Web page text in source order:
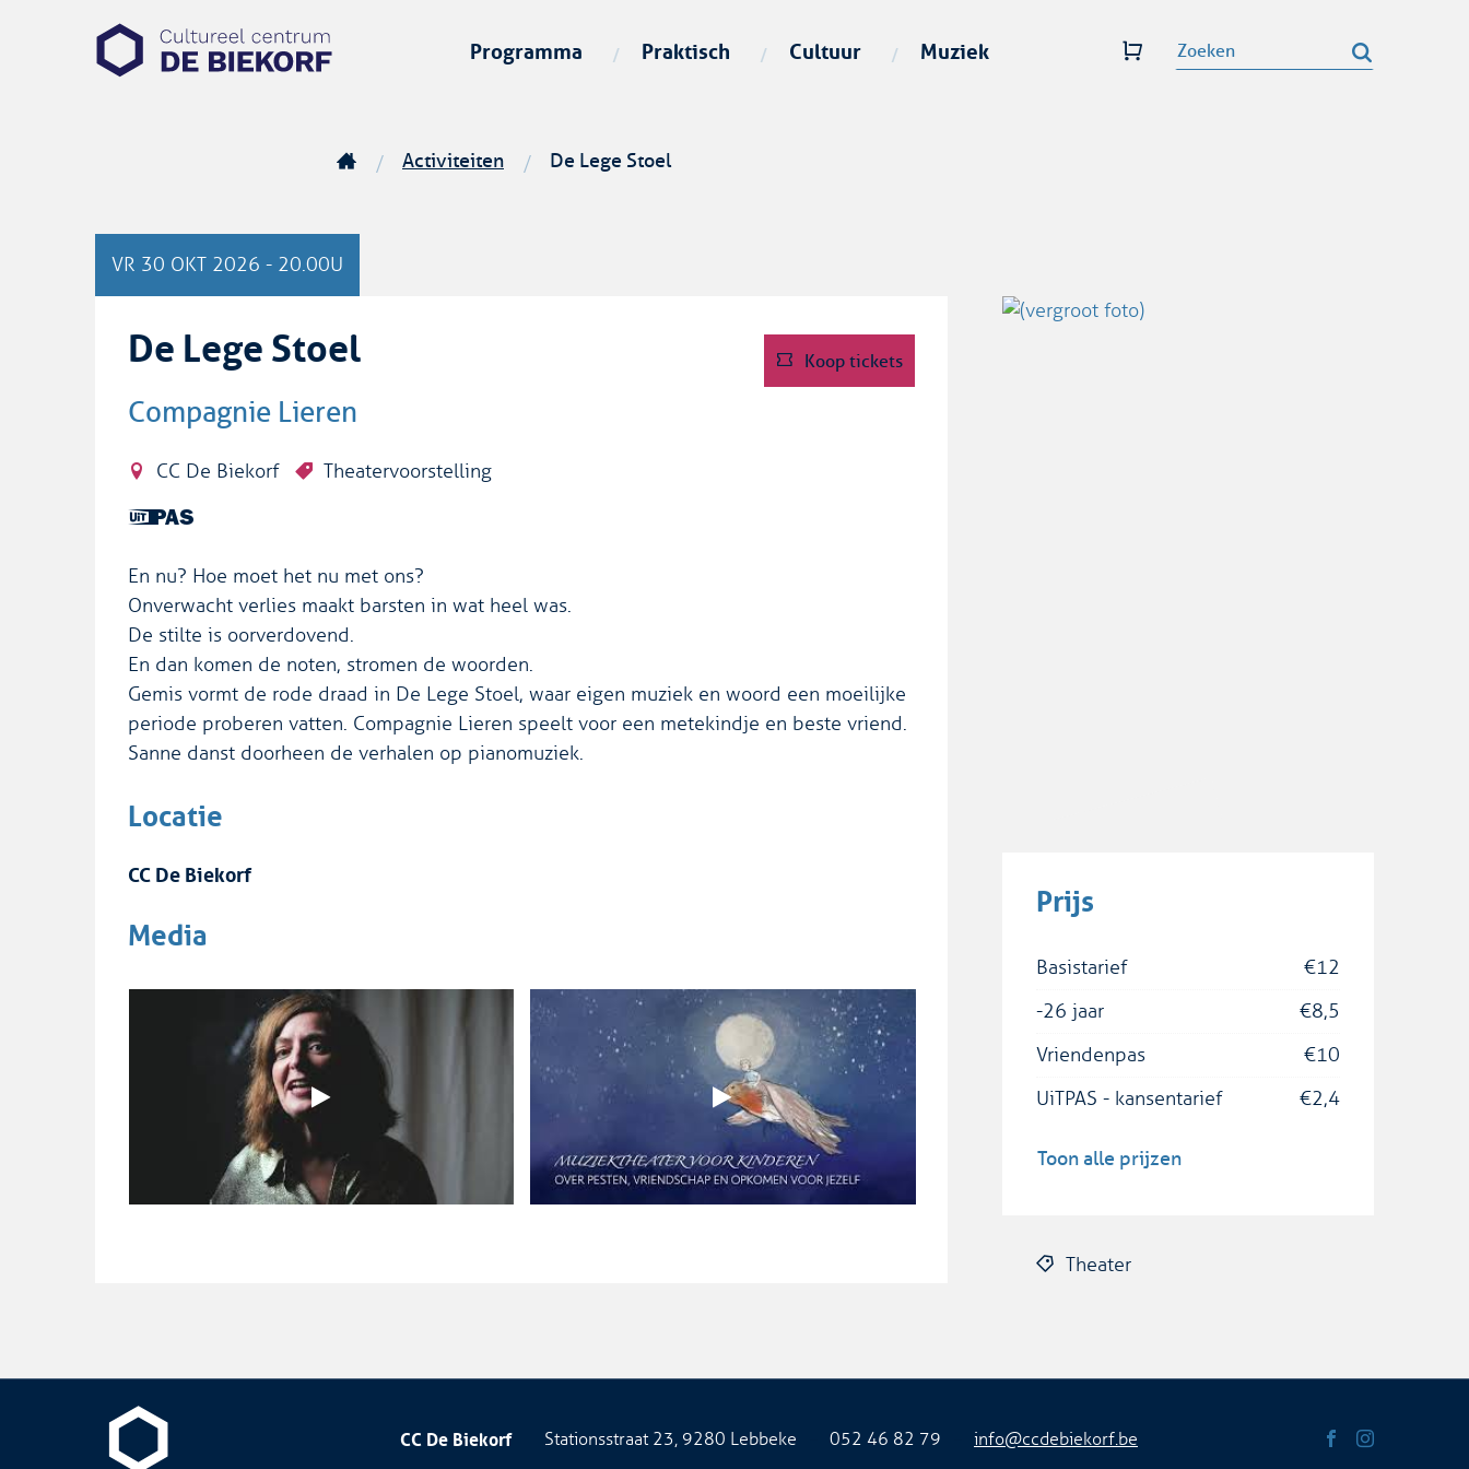
inhoud
CC
De
Programma Praktisch Cultuur Muziek Zoeken
Activiteiten De Lege Stoel
VR 30 OKT 2026 - 20.00U
De Lege Stoel
Compagnie Lieren
Koop tickets
CC De Biekorf
Theatervoorstelling
Dit is
UiTPAS
activiteit.
En nu? Hoe moet het nu met ons?
Onverwacht verlies maakt barsten in wat heel was.
De stilte is oorverdovend.
En dan komen de noten, stromen de woorden.
Gemis vormt de rode draad in De Lege Stoel, waar eigen muziek en woord een moeilijke
periode proberen vatten. Compagnie Lieren speelt voor een metekindje en beste vriend.
Sanne danst doorheen de verhalen op pianomuziek.
Locatie
CC De Biekorf
Media
Prijs
Basistarief €12
-26 jaar
€8,5
Vriendenpas
€10
UiTPAS - kansentarief
€2,4
Toon alle prijzen
Theater
Biekorf
CC De Biekorf Adres
Stationsstraat 23, 9280 Lebbeke
Tel. 052 46 82 79
E-
info@ccdebiekorf.be